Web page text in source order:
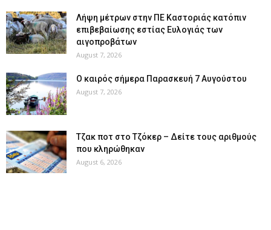
Λήψη μέτρων στην ΠΕ Καστοριάς κατόπιν
επιβεβαίωσης εστίας Ευλογιάς των
αιγοπροβάτων
August 7, 2026
Ο καιρός σήμερα Παρασκευή 7 Αυγούστου
August 7, 2026
Tζακ ποτ στο Τζόκερ – Δείτε τους αριθμούς
που κληρώθηκαν
August 6, 2026